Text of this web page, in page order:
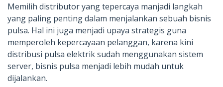
Memilih distributor yang tepercaya manjadi langkah
yang paling penting dalam menjalankan sebuah bisnis
pulsa. Hal ini juga menjadi upaya strategis guna
memperoleh kepercayaan pelanggan, karena kini
distribusi pulsa elektrik sudah menggunakan sistem
server, bisnis pulsa menjadi lebih mudah untuk
dijalankan.